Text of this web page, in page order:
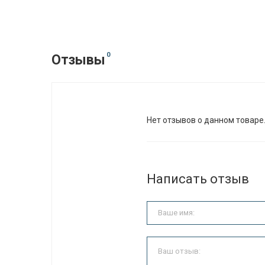
Отзывы 0
Нет отзывов о данном товаре.
Написать отзыв